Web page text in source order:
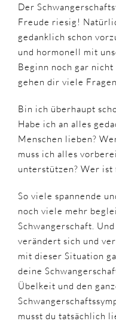
Der
Freude riesig !
gedanklich schon
und hormonell mit
Beginn noch gar
gehen dir viele
Bin ich überhaupt
Habe ich an alles
Menschen lieben?
muss ich alles
unterstützen? Wer ist
So viele spannende
noch viele mehr
Schwangerschaft.
verändert sich und
mit dieser Situation
deine
Übelkeit und den
musst du tatsächlich